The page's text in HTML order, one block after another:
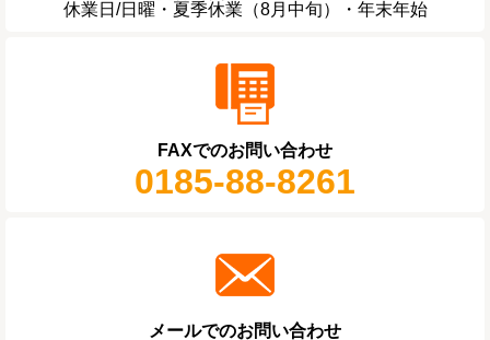
休業日/日曜・夏季休業（8月中旬）・年末年始
FAXでのお問い合わせ
0185-88-8261
メールでのお問い合わせ